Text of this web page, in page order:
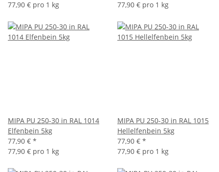
77,90 € pro 1 kg
77,90 € pro 1 kg
MIPA PU 250-30 in RAL 1014
Elfenbein 5kg
77,90 € *
77,90 € pro 1 kg
MIPA PU 250-30 in RAL 1015
Hellelfenbein 5kg
77,90 € *
77,90 € pro 1 kg